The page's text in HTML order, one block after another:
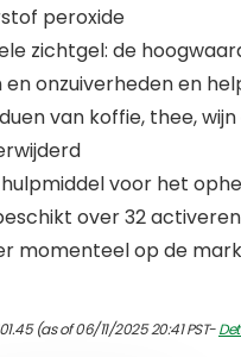
peroxide
zichtgel: de
onzuiverheden en
van koffie, thee,
voor het
over 32
momenteel op de
(as of 06/11/2025 20:41 PST-